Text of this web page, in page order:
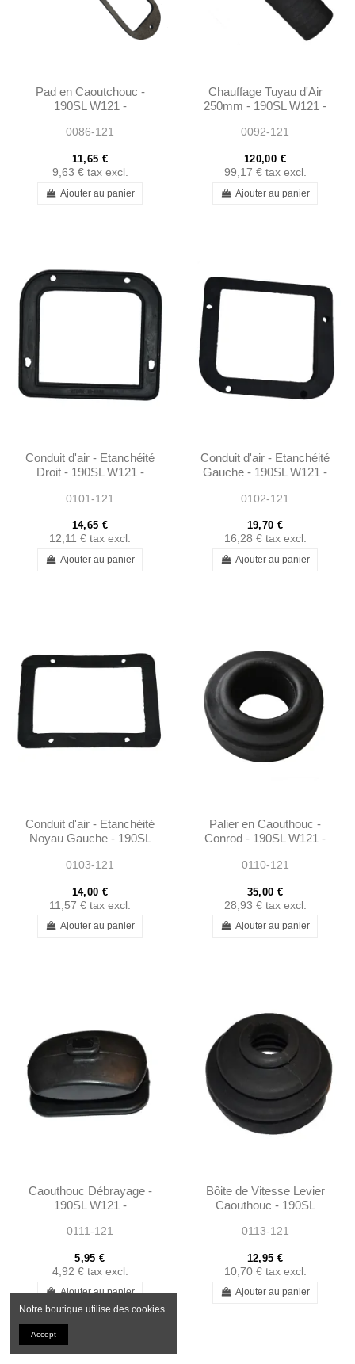
Pad en Caoutchouc -
190SL W121 -
0086-121
11,65 €
9,63 € tax excl.
Ajouter au panier
Chauffage Tuyau d'Air
250mm - 190SL W121 -
0092-121
120,00 €
99,17 € tax excl.
Ajouter au panier
Conduit d'air - Etanchéité
Droit - 190SL W121 -
0101-121
14,65 €
12,11 € tax excl.
Ajouter au panier
Conduit d'air - Etanchéité
Gauche - 190SL W121 -
0102-121
19,70 €
16,28 € tax excl.
Ajouter au panier
Conduit d'air - Etanchéité
Noyau Gauche - 190SL
0103-121
14,00 €
11,57 € tax excl.
Ajouter au panier
Palier en Caouthouc -
Conrod - 190SL W121 -
0110-121
35,00 €
28,93 € tax excl.
Ajouter au panier
Caouthouc Débrayage -
190SL W121 -
0111-121
5,95 €
4,92 € tax excl.
Ajouter au panier
Bôite de Vitesse Levier
Caouthouc - 190SL
0113-121
12,95 €
10,70 € tax excl.
Ajouter au panier
Notre boutique utilise des cookies.
Accept